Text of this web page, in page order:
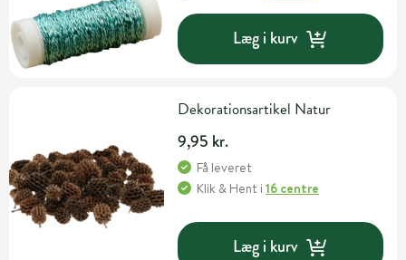
Læg i kurv
Dekorationsartikel Natur
9,95 kr.
Få leveret
Klik & Hent i16 centre
Læg i kurv